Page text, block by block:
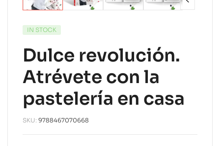
IN STOCK
Dulce revolución.
Atrévete con la
pastelería en casa
SKU: 9788467070668